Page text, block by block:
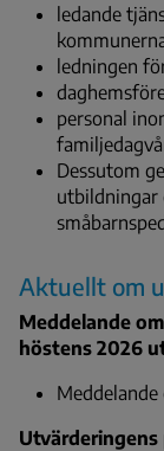
ledande
ledningen
personal
Dessutom
utbildningar
Aktuellt om
Meddelande
höstens 2026